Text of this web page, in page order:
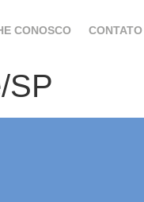
CONOSCO CONTATO
SP